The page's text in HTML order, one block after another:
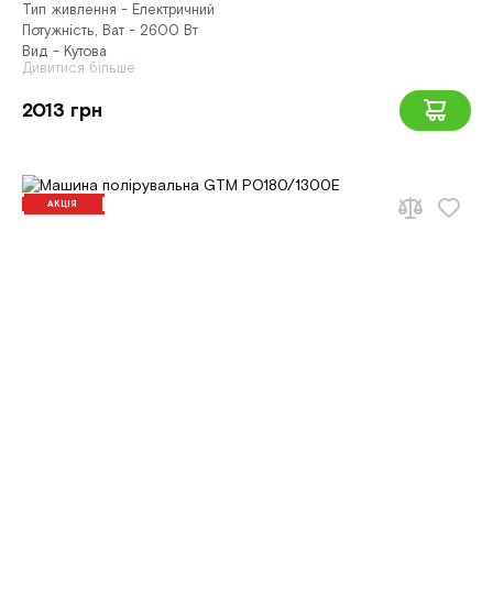
Тип живлення - Електричний
Потужність, Ват - 2600 Вт
Вид - Кутова
Дивитися більше
2013 грн
АКЦІЯ